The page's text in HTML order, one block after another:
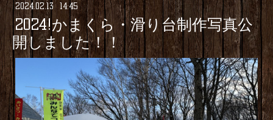
2024.02.13 14:45
2024!かまくら・滑り台制作写真公
開しました！！